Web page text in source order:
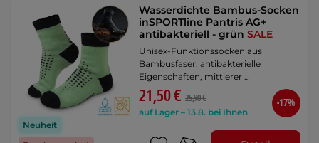
Neuheit
Wasserdichte Bambus-Socken
inSPORTline Pantris AG+
antibakteriell - grünSALE
Unisex-Funktionssocken aus
Bambusfaser, antibakterielle
Eigenschaften, mittlerer …
21,50 € 25,90 €
auf Lager – 13.8. bei Ihnen
-17%